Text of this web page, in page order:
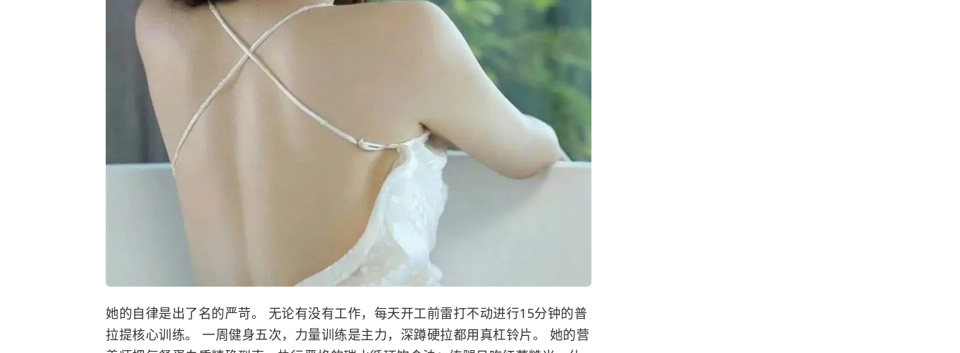
她的自律是出了名的严苛。 无论有没有工作，每天开工前雷打不动进行15分钟的普
拉提核心训练。 一周健身五次，力量训练是主力，深蹲硬拉都用真杠铃片。 她的营